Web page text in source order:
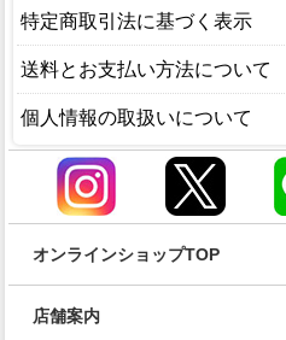
特定商取引法に基づく表示
送料とお支払い方法について
個人情報の取扱いについて
オンラインショップTOP
店舗案内